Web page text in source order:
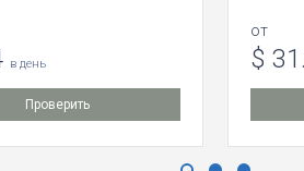
в день
Проверить
от
$